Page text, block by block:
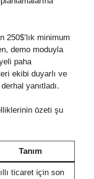
250$’lık minimum
demo moduyla
paha
ekibi duyarlı ve
yanıtladı.
özeti şu
Tanım
ticaret için son